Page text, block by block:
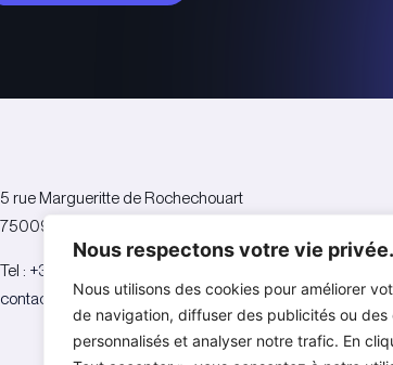
Nous respectons votre vie privée.
Nous utilisons des cookies pour améliorer
de navigation, diffuser des publicités ou des
personnalisés et analyser notre trafic. En
5 rue Margueritte de Rochechouart
75009 Paris
Tel : +33 (0)1 76 69 35 48
contact@agence-nota.com